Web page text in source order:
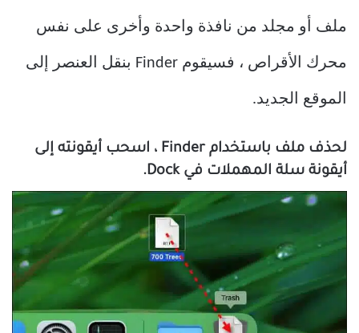
ملف أو مجلد من نافذة واحدة وأخرى على نفس
محرك الأقراص ، فسيقوم Finder بنقل العنصر إلى
الموقع الجديد.
لحذف ملف باستخدام Finder ، اسحب أيقونته إلى
أيقونة سلة المهملات في Dock.